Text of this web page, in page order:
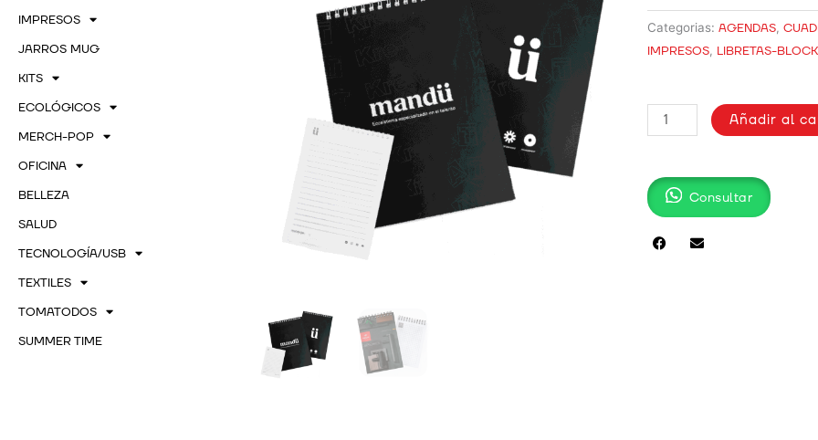
IMPRESOS
JARROS MUG
KITS
ECOLÓGICOS
MERCH-POP
OFICINA
BELLEZA
SALUD
TECNOLOGÍA/USB
TEXTILES
TOMATODOS
SUMMER TIME
Categorias: AGENDAS,
IMPRESOS, LIBRETAS-BLOCK
BLOCK
ANILLADO
Añadir al
Consultar